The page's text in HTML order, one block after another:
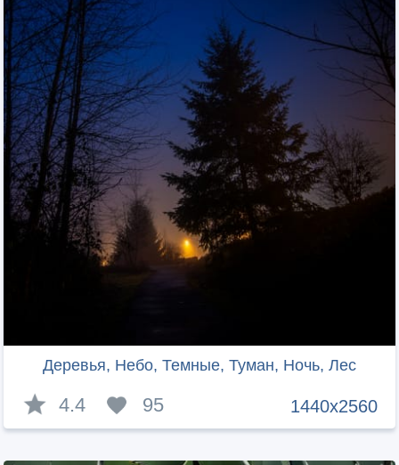
Деревья, Небо, Темные, Туман, Ночь, Лес
1440x2560
4.4 95